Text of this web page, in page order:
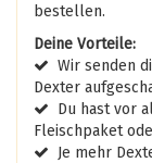
bestellen.
Deine Vorteile:
Wir senden
Dexter
Du hast vor
Fleischpaket
Je mehr